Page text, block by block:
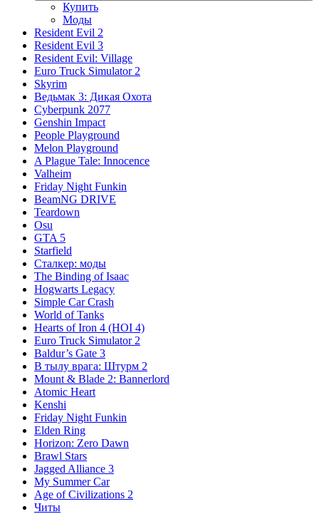
Купить
Моды
Resident Evil 2
Resident Evil 3
Resident Evil: Village
Euro Truck Simulator 2
Skyrim
Ведьмак 3: Дикая Охота
Cyberpunk 2077
Genshin Impact
People Playground
Melon Playground
A Plague Tale: Innocence
Valheim
Friday Night Funkin
BeamNG DRIVE
Teardown
Osu
GTA 5
Starfield
Сталкер: моды
The Binding of Isaac
Hogwarts Legacy
Simple Car Crash
World of Tanks
Hearts of Iron 4 (HOI 4)
Euro Truck Simulator 2
Baldur’s Gate 3
В тылу врага: Штурм 2
Mount & Blade 2: Bannerlord
Atomic Heart
Kenshi
Friday Night Funkin
Elden Ring
Horizon: Zero Dawn
Brawl Stars
Jagged Alliance 3
My Summer Car
Age of Civilizations 2
Читы